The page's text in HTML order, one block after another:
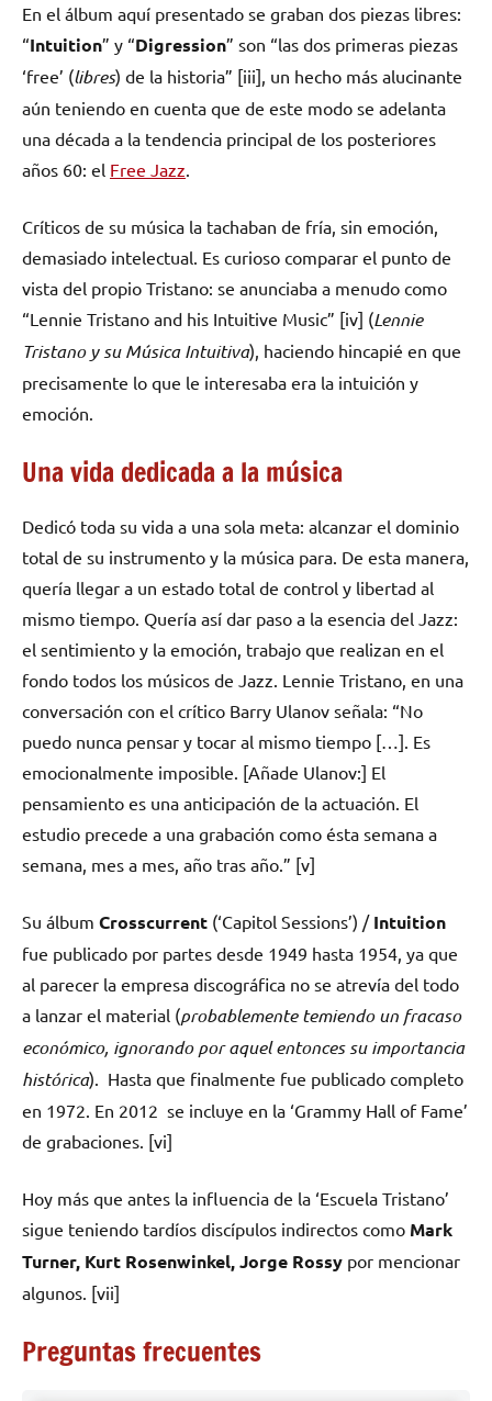
En el álbum aquí presentado se graban dos piezas libres:
“Intuition” y “Digression” son “las dos primeras piezas
‘free’ (libres) de la historia” [iii], un hecho más alucinante
aún teniendo en cuenta que de este modo se adelanta
una década a la tendencia principal de los posteriores
años 60: el Free Jazz
Críticos de su música la tachaban de fría, sin emoción,
demasiado intelectual. Es curioso comparar el punto de
vista del propio Tristano: se anunciaba a menudo como
“Lennie Tristano and his Intuitive Music” [iv] (Lennie
Tristano y su Música Intuitiva), haciendo hincapié en que
precisamente lo que le interesaba era la intuición y
emoción.
Una vida dedicada a la música
Dedicó toda su vida a una sola meta: alcanzar el dominio
total de su instrumento y la música para. De esta manera,
quería llegar a un estado total de control y libertad al
mismo tiempo. Quería así dar paso a la esencia del Jazz:
el sentimiento y la emoción, trabajo que realizan en el
fondo todos los músicos de Jazz. Lennie Tristano, en una
conversación con el crítico Barry Ulanov señala: “No
puedo nunca pensar y tocar al mismo tiempo […]. Es
emocionalmente imposible. [Añade Ulanov:] El
pensamiento es una anticipación de la actuación. El
estudio precede a una grabación como ésta semana a
semana, mes a mes, año tras año.” [v]
Su álbum Crosscurrent (‘Capitol Sessions’) / Intuition
fue publicado por partes desde 1949 hasta 1954, ya que
al parecer la empresa discográfica no se atrevía del todo
a lanzar el material (probablemente temiendo un fracaso
económico, ignorando por aquel entonces su importancia
histórica). Hasta que finalmente fue publicado completo
en 1972. En 2012 se incluye en la ‘Grammy Hall of Fame’
de grabaciones. [vi]
Hoy más que antes la influencia de la ‘Escuela Tristano’
sigue teniendo tardíos discípulos indirectos como Mark
Turner, Kurt Rosenwinkel, Jorge Rossy por mencionar
algunos. [vii]
Preguntas frecuentes